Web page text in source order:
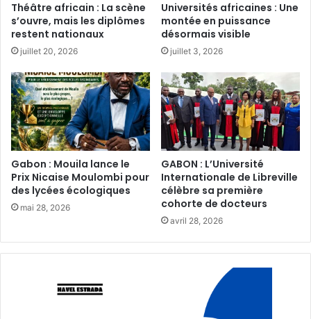
Théâtre africain : La scène
s’ouvre, mais les diplômes
restent nationaux‎‎
juillet 20, 2026
Universités africaines : Une
montée en puissance
désormais visible
juillet 3, 2026
Gabon : Mouila lance le
Prix Nicaise Moulombi pour
des lycées écologiques‎
mai 28, 2026
GABON : L’Université
Internationale de Libreville
célèbre sa première
cohorte de docteurs
avril 28, 2026